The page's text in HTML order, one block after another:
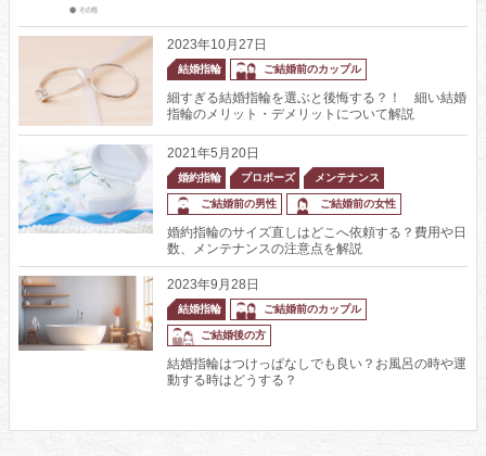
2023年10月27日
結婚指輪 ご結婚前のカップル
細すぎる結婚指輪を選ぶと後悔する？！ 細い結婚
指輪のメリット・デメリットについて解説
2021年5月20日
婚約指輪 プロポーズ メンテナンス
ご結婚前の男性 ご結婚前の女性
婚約指輪のサイズ直しはどこへ依頼する？費用や日
数、メンテナンスの注意点を解説
2023年9月28日
結婚指輪 ご結婚前のカップル
ご結婚後の方
結婚指輪はつけっぱなしでも良い？お風呂の時や運
動する時はどうする？